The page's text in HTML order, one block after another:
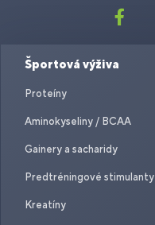
Športová výživa
Proteíny
Aminokyseliny / BCAA
Gainery a sacharidy
Predtréningové stimulanty
Kreatíny